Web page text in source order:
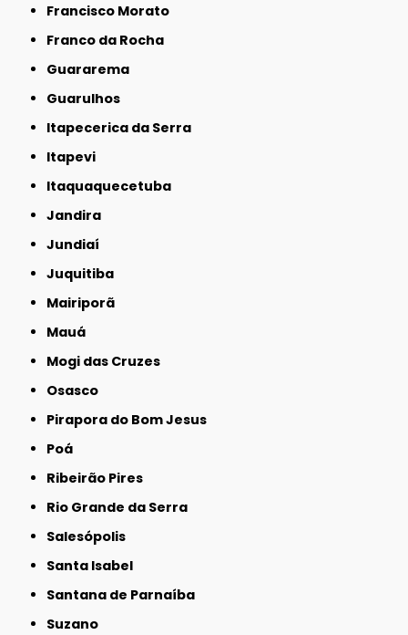
Francisco Morato
Franco da Rocha
Guararema
Guarulhos
Itapecerica da Serra
Itapevi
Itaquaquecetuba
Jandira
Jundiaí
Juquitiba
Mairiporã
Mauá
Mogi das Cruzes
Osasco
Pirapora do Bom Jesus
Poá
Ribeirão Pires
Rio Grande da Serra
Salesópolis
Santa Isabel
Santana de Parnaíba
Suzano